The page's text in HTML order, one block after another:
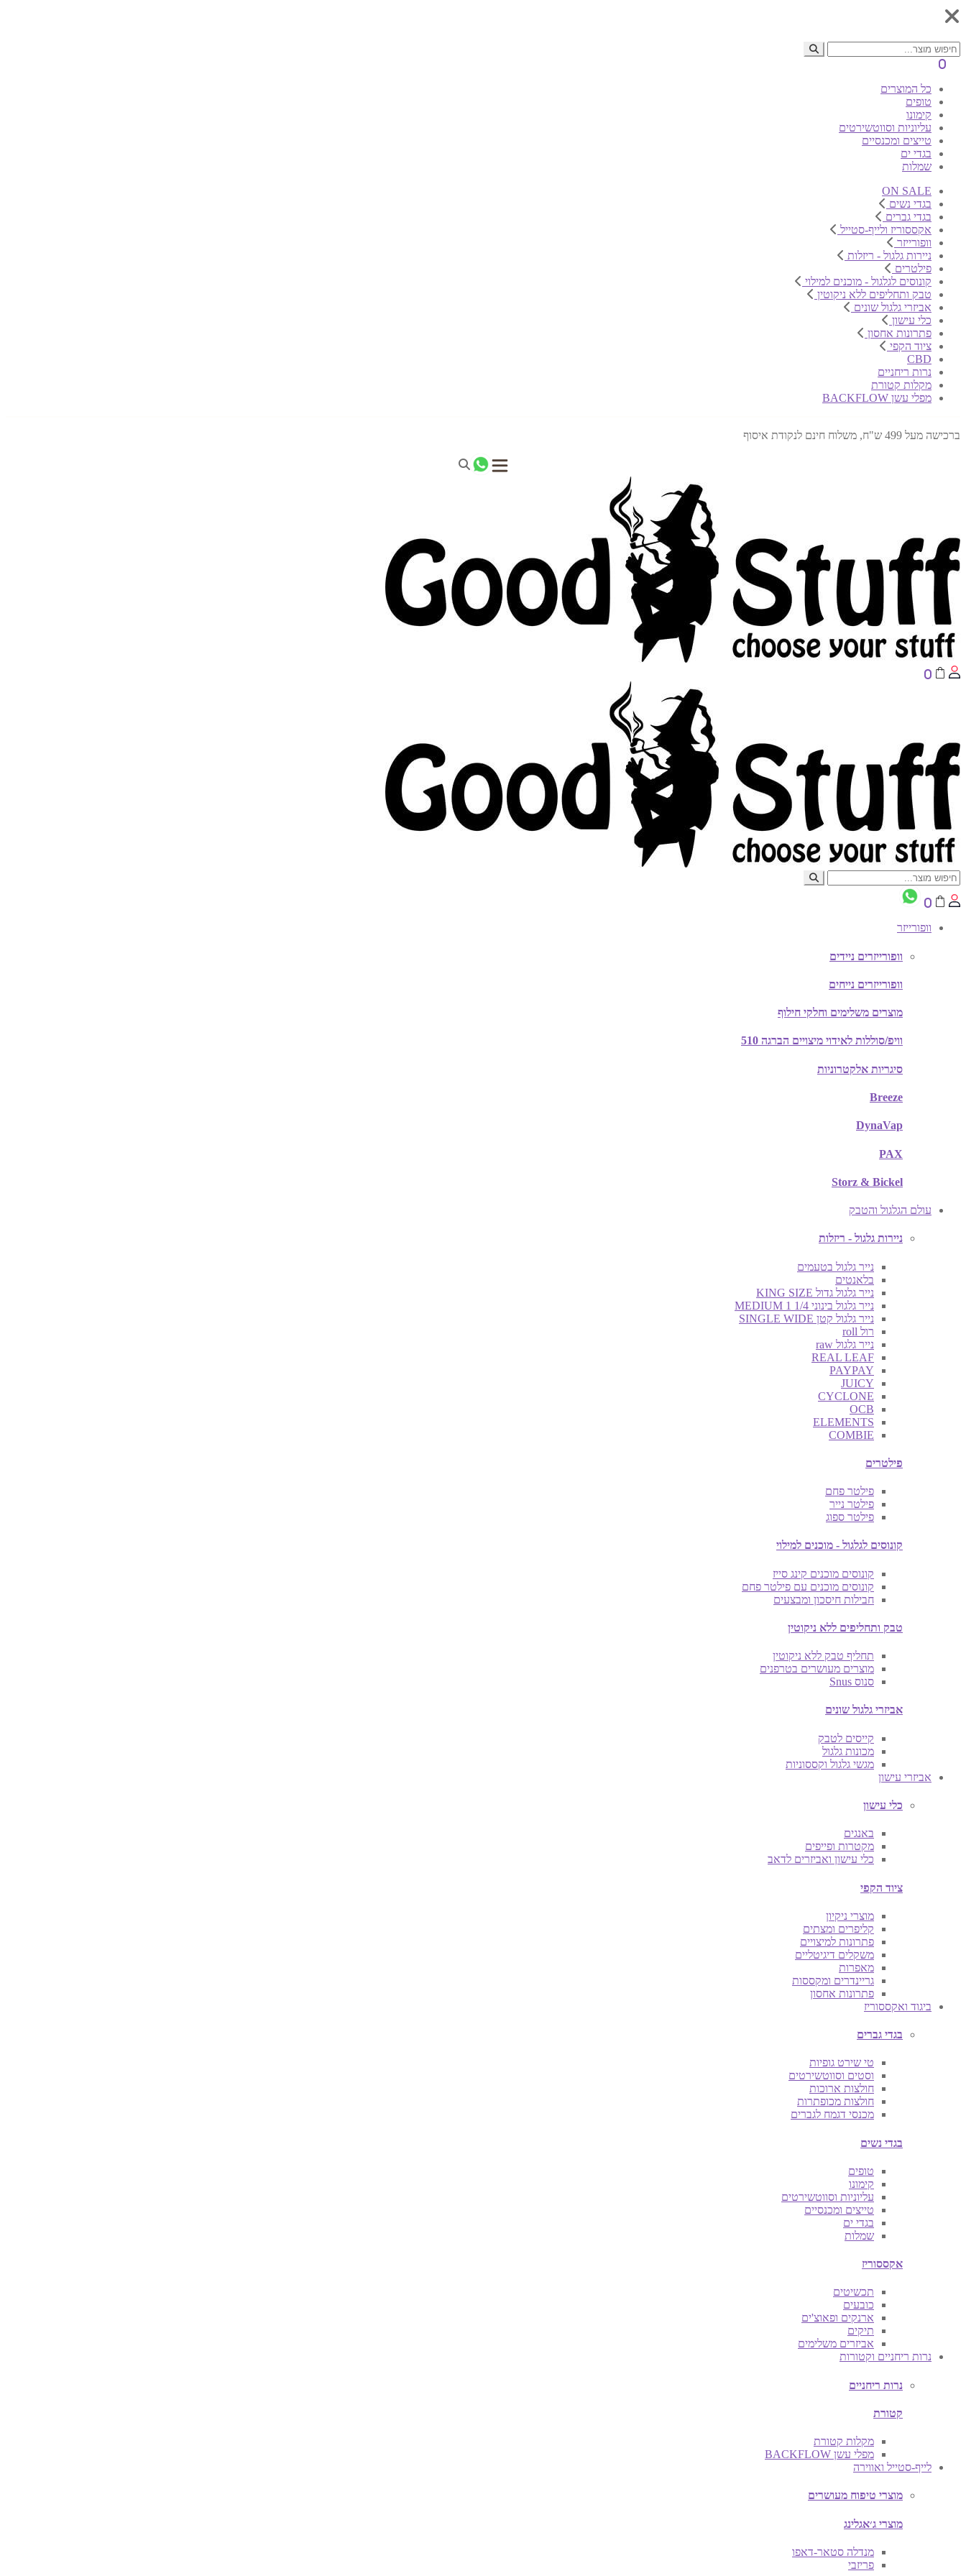
0
כל המוצרים
טופים
קימונו
עליוניות וסווטשירטים
טייצים ומכנסיים
בגדי ים
שמלות
ON SALE
בגדי נשים
בגדי גברים
אקססוריז ולייף-סטייל
וופורייזר
ניירות גלגול - ריזלות
פילטרים
קונוסים לגלגול - מוכנים למילוי
טבק ותחליפים ללא ניקוטין
אביזרי גלגול שונים
כלי עישון
פתרונות אחסון
ציוד הקפי
CBD
נרות ריחניים
מקלות קטורת
מפלי עשן BACKFLOW
ברכישה מעל 499 ש"ח, משלוח חינם לנקודת איסוף
0
וופורייזר
וופורייזרים ניידים
וופורייזרים נייחים
מוצרים משלימים וחלקי חילוף
וויפ/סוללות לאידוי מיצויים הברגה 510
סיגריות אלקטרוניות
Breeze
DynaVap
PAX
Storz & Bickel
עולם הגלגול והטבק
ניירות גלגול - ריזלות
נייר גלגול בטעמים
בלאנטים
נייר גלגול גדול KING SIZE
נייר גלגול בינוני MEDIUM 1 1/4
נייר גלגול קטן SINGLE WIDE
רול roll
נייר גלגול raw
REAL LEAF
PAYPAY
JUICY
CYCLONE
OCB
ELEMENTS
COMBIE
פילטרים
פילטר פחם
פילטר נייר
פילטר ספוג
קונוסים לגלגול - מוכנים למילוי
קונוסים מוכנים קינג סייז
קונוסים מוכנים עם פילטר פחם
חבילות חיסכון ומבצעים
טבק ותחליפים ללא ניקוטין
תחליף טבק ללא ניקוטין
מוצרים מעושרים בטרפנים
סנוס Snus
אביזרי גלגול שונים
קייסים לטבק
מכונות גלגול
מגשי גלגול וקססוניות
אביזרי עישון
כלי עישון
באנגים
מקטרות ופייפים
כלי עישון ואביזרים לדאב
ציוד הקפי
מוצרי ניקיון
קליפרים ומצתים
פתרונות למיצויים
משקלים דיגיטליים
מאפרות
גריינדרים ומקססות
פתרונות אחסון
ביגוד ואקססוריז
בגדי גברים
טי שירט גופיות
וסטים וסווטשירטים
חולצות ארוכות
חולצות מכופתרות
מכנסי דגמח לגברים
בגדי נשים
טופים
קימונו
עליוניות וסווטשירטים
טייצים ומכנסיים
בגדי ים
שמלות
אקססוריז
תכשיטים
כובעים
ארנקים ופאוצ'ים
תיקים
אביזרים משלימים
נרות ריחניים וקטורות
נרות ריחניים
קטורת
מקלות קטורת
מפלי עשן BACKFLOW
לייף-סטייל ואווירה
מוצרי טיפוח מעושרים
מוצרי ג׳אגלינג
מנדלה סטאר-דאפו
פריזבי